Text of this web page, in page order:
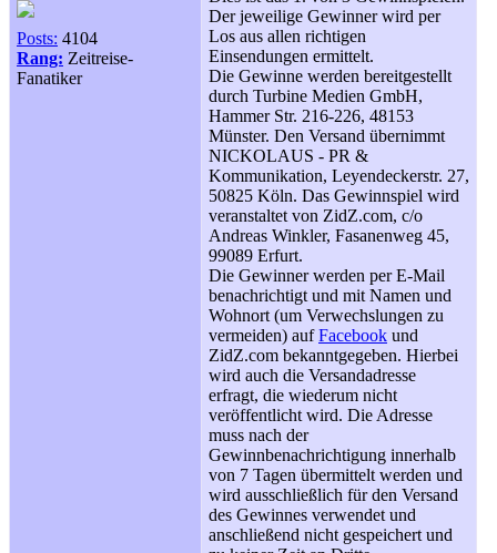
Posts: 4104
Rang: Zeitreise-
Fanatiker
Der jeweilige Gewinner wird per
Los aus allen richtigen
Einsendungen ermittelt.
Die Gewinne werden bereitgestellt
durch Turbine Medien GmbH,
Hammer Str. 216-226, 48153
Münster. Den Versand übernimmt
NICKOLAUS - PR &
Kommunikation, Leyendeckerstr. 27,
50825 Köln. Das Gewinnspiel wird
veranstaltet von ZidZ.com, c/o
Andreas Winkler, Fasanenweg 45,
99089 Erfurt.
Die Gewinner werden per E-Mail
benachrichtigt und mit Namen und
Wohnort (um Verwechslungen zu
vermeiden) aufFacebook und
ZidZ.com bekanntgegeben. Hierbei
wird auch die Versandadresse
erfragt, die wiederum nicht
veröffentlicht wird. Die Adresse
muss nach der
Gewinnbenachrichtigung innerhalb
von 7 Tagen übermittelt werden und
wird ausschließlich für den Versand
des Gewinnes verwendet und
anschließend nicht gespeichert und